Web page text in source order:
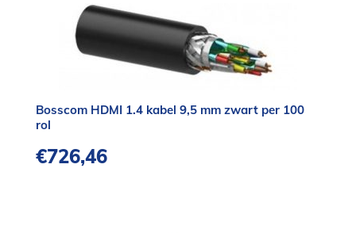
Bosscom HDMI 1.4 kabel 9,5 mm zwart per 100
rol
€726,46